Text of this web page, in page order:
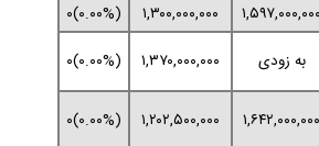
۱,۵۹۷,۰۰۰,۰۰۰ ۱,۳۰۰,۰۰۰,۰۰۰
(۰.۰۰%)۰
به زودی ۱,۳۷۰,۰۰۰,۰۰۰
(۰.۰۰%)۰
۱,۶۴۲,۰۰۰,۰۰۰ ۱,۲۰۲,۵۰۰,۰۰۰
(۰.۰۰%)۰